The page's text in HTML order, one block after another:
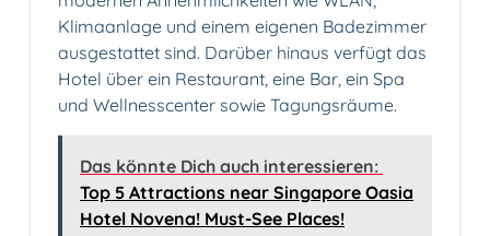
Klimaanlage und einem eigenen Badezimmer
ausgestattet sind. Darüber hinaus verfügt das
Hotel über ein Restaurant, eine Bar, ein Spa
und Wellnesscenter sowie Tagungsräume.
Das könnte Dich auch interessieren:
Top 5 Attractions near Singapore Oasia
Hotel Novena! Must-See Places!